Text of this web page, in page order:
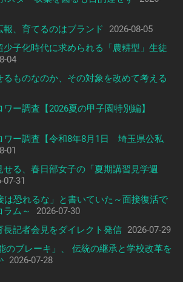
報、育てるのはブランド
2026-08-05
少子化時代に求められる「農耕型」生徒
04
ものなのか、その対象を改めて考える
ー調査【2026夏の甲子園特別編】
ワー調査【令和8年8月1日 埼玉県公私
01
せる、春日部女子の「夏期講習見学週
07-31
は恐れるな」と書いていた～面接復活で
ラム～
2026-07-30
長記者会見をダイレクト発信 2026-07-29
のブレーキ」、 伝統の継承と学校改革を
2026-07-28